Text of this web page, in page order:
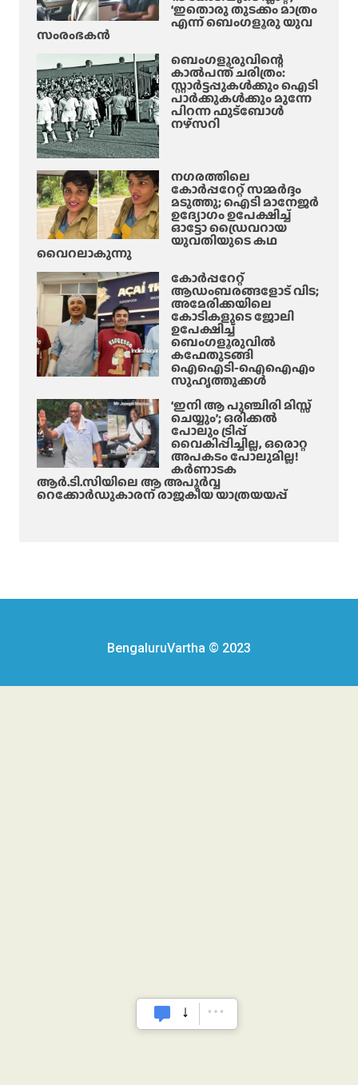
‘ഇതൊരു തുടക്കം മാത്രം
എന്ന് ബെംഗളൂരു യുവ
സംരംഭകൻ
ബെംഗളൂരുവിന്റെ
കാൽപന്ത് ചരിത്രം:
സ്റ്റാർട്ടപ്പുകൾക്കും ഐടി
പാർക്കുകൾക്കും മുന്നേ
പിറന്ന ഫുട്ബോൾ
നഴ്സറി
നഗരത്തിലെ
കോർപ്പറേറ്റ് സമ്മർദ്ദം
മടുത്തു; ഐടി മാനേജർ
ഉദ്യോഗം ഉപേക്ഷിച്ച്
ഓട്ടോ ഡ്രൈവറായ
യുവതിയുടെ കഥ
വൈറലാകുന്നു
കോർപ്പറേറ്റ്
ആഡംബരങ്ങളോട് വിട;
അമേരിക്കയിലെ
കോടികളുടെ ജോലി
ഉപേക്ഷിച്ച്
ബെംഗളൂരുവിൽ
കഫേതുടങ്ങി
ഐഐടി-ഐഐഎം
സുഹൃത്തുക്കൾ
‘ഇനി ആ പുഞ്ചിരി മിസ്സ്
ചെയ്യും’; ഒരിക്കൽ
പോലും ട്രിപ്പ്
വൈകിപ്പിച്ചില്ല, ഒരൊറ്റ
അപകടം പോലുമില്ല!
കർണാടക
ആർ.ടി.സിയിലെ ആ അപൂർവ്വ
റെക്കോർഡുകാരന് രാജകീയ യാത്രയയപ്പ്
BengaluruVartha © 2023